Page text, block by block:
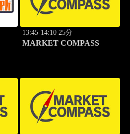
13:45-14:10 25分
MARKET COMPASS